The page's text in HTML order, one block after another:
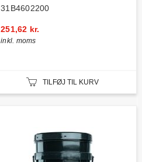
31B4602200
251,62 kr.
inkl. moms
TILFØJ TIL KURV